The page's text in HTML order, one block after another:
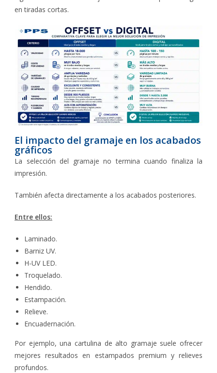
en tiradas cortas.
El impacto del gramaje en los acabados
gráficos
La selección del gramaje no termina cuando finaliza la
impresión.
También afecta directamente a los acabados posteriores.
Entre ellos:
Laminado.
Barniz UV.
H-UV LED.
Troquelado.
Hendido.
Estampación.
Relieve.
Encuadernación.
Por ejemplo, una cartulina de alto gramaje suele ofrecer
mejores resultados en estampados premium y relieves
profundos.